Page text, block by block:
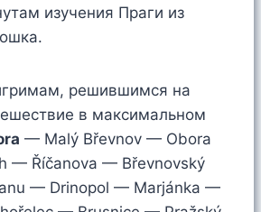
изучения Праги из
решившимся на
в максимальном
— Malý Břevnov — Obora
— Říčanova — Břevnovský
— Drinopol — Marjánka —